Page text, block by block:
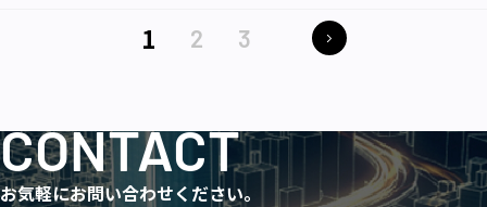
1 2 3
CONTACT
お気軽にお問い合わせください。